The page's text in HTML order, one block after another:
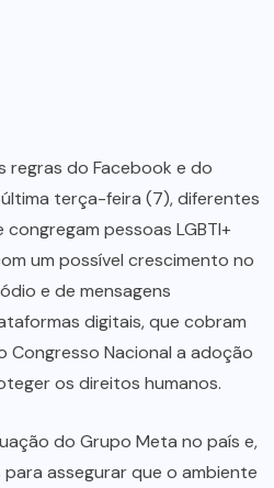
regras do Facebook e do
terça-feira (7), diferentes
pessoas LGBTI+
um possível crescimento no
e de mensagens
digitais, que cobram
Congresso Nacional a adoção
os direitos humanos.
do Grupo Meta no país e,
assegurar que o ambiente